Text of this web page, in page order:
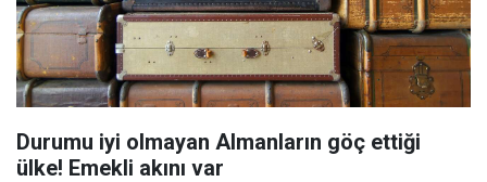
Durumu iyi olmayan Almanların göç ettiği
ülke! Emekli akını var